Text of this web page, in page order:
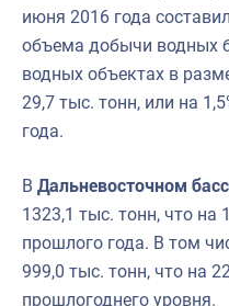
июня 2016 года составил
объема добычи водных
водных объектах в
29,7 тыс. тонн, или на
года.
В Дальневосточном
1323,1 тыс. тонн, что на
прошлого года. В том
999,0 тыс. тонн, что на
прошлогоднего уровня.